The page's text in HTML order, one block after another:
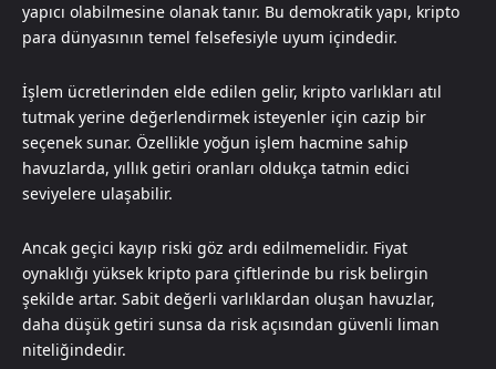
yapıcı olabilmesine olanak tanır. Bu demokratik yapı, kripto
para dünyasının temel felsefesiyle uyum içindedir.
İşlem ücretlerinden elde edilen gelir, kripto varlıkları atıl
tutmak yerine değerlendirmek isteyenler için cazip bir
seçenek sunar. Özellikle yoğun işlem hacmine sahip
havuzlarda, yıllık getiri oranları oldukça tatmin edici
seviyelere ulaşabilir.
Ancak geçici kayıp riski göz ardı edilmemelidir. Fiyat
oynaklığı yüksek kripto para çiftlerinde bu risk belirgin
şekilde artar. Sabit değerli varlıklardan oluşan havuzlar,
daha düşük getiri sunsa da risk açısından güvenli liman
niteliğindedir.